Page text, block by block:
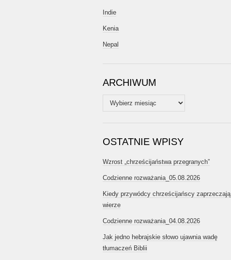
Indie
Kenia
Nepal
ARCHIWUM
Archiwum
OSTATNIE WPISY
Wzrost „chrześcijaństwa przegranych”
Codzienne rozważania_05.08.2026
Kiedy przywódcy chrześcijańscy zaprzeczają
wierze
Codzienne rozważania_04.08.2026
Jak jedno hebrajskie słowo ujawnia wadę
tłumaczeń Biblii